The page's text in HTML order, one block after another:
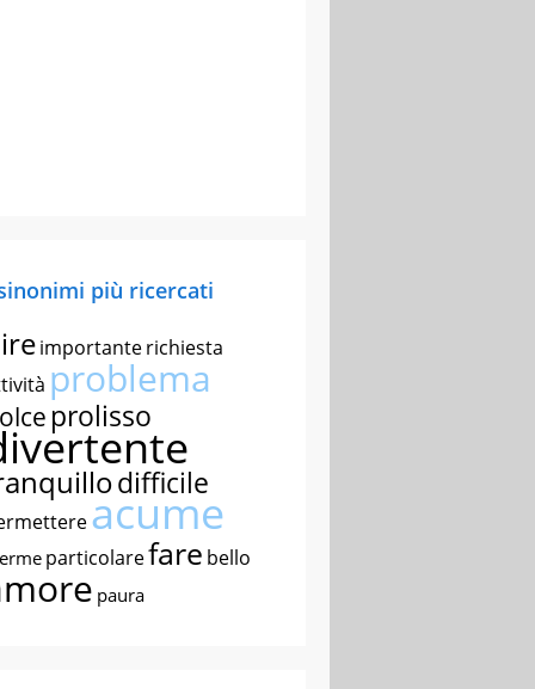
più ricercati
importanterichiesta
problema
prolisso
difficile
acume
particolarefare bello
paura